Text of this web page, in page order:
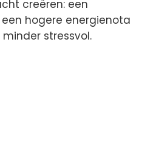
creëren: een
hogere energienota
stressvol.